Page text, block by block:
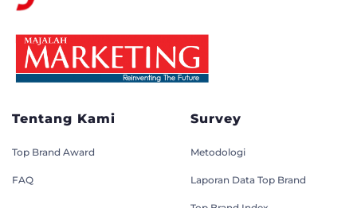
Tentang Kami
Top Brand Award
FAQ
Survey
Metodologi
Laporan Data Top Brand